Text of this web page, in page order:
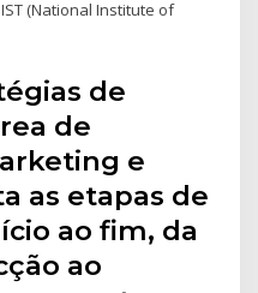
(National Institute of
de
de
e
as etapas de
ao fim, da
ao